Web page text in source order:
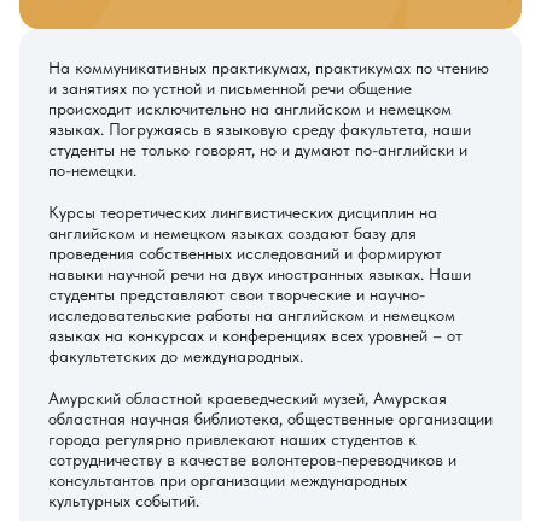
На коммуникативных практикумах, практикумах по чтению
и занятиях по устной и письменной речи общение
происходит исключительно на английском и немецком
языках. Погружаясь в языковую среду факультета, наши
студенты не только говорят, но и думают по-английски и
по-немецки.
Курсы теоретических лингвистических дисциплин на
английском и немецком языках создают базу для
проведения собственных исследований и формируют
навыки научной речи на двух иностранных языках. Наши
студенты представляют свои творческие и научно-
исследовательские работы на английском и немецком
языках на конкурсах и конференциях всех уровней – от
факультетских до международных.
Амурский областной краеведческий музей, Амурская
областная научная библиотека, общественные организации
города регулярно привлекают наших студентов к
сотрудничеству в качестве волонтеров-переводчиков и
консультантов при организации международных
культурных событий.